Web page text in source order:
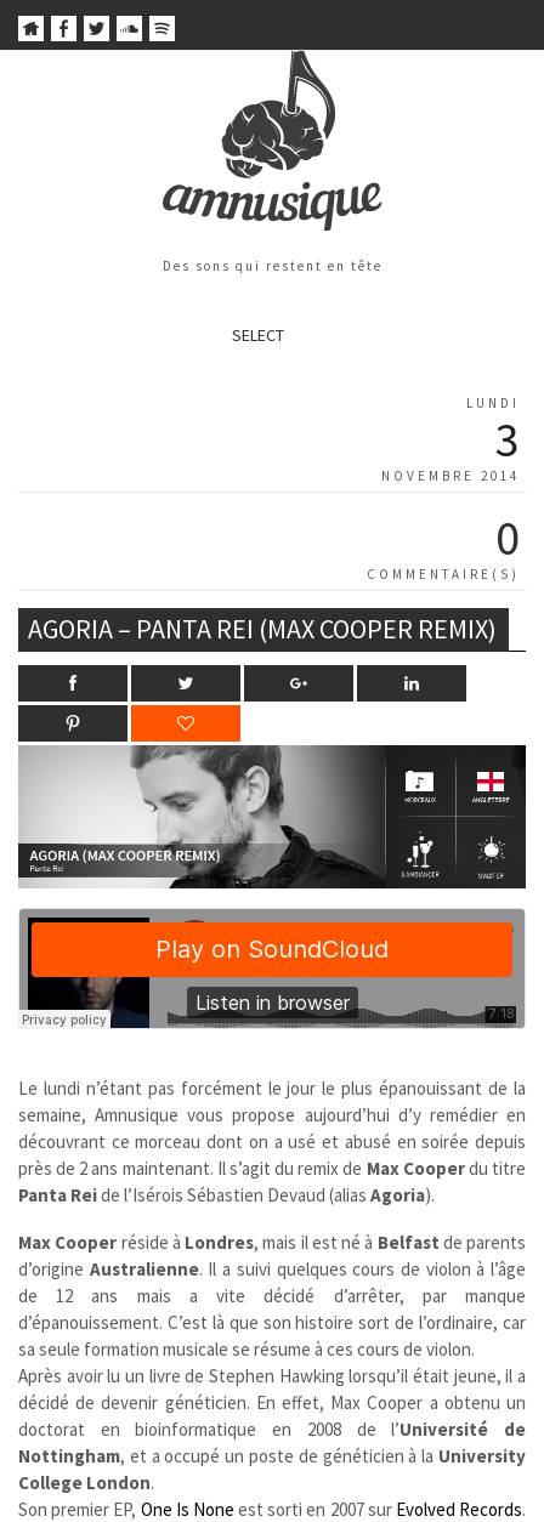
Des sons qui restent en tête
SELECT
LUNDI
3
NOVEMBRE 2014
0
COMMENTAIRE(S)
AGORIA – PANTA REI (MAX COOPER REMIX)
Le lundi n’étant pas forcément le jour le plus épanouissant de la
semaine, Amnusique vous propose aujourd’hui d’y remédier en
découvrant ce morceau dont on a usé et abusé en soirée depuis
près de 2 ans maintenant. Il s’agit du remix de Max Cooperdu titre
Panta Reide l’Isérois Sébastien Devaud (alias Agoria).
Max Cooper réside à Londres, mais il est né à Belfast de parents
d’origine Australienne. Il a suivi quelques cours de violon à l’âge
de 12 ans mais a vite décidé d’arrêter, par manque
d’épanouissement. C’est là que son histoire sort de l’ordinaire, car
sa seule formation musicale se résume à ces cours de violon.
Après avoir lu un livre de Stephen Hawking lorsqu’il était jeune, il a
décidé de devenir généticien. En effet, Max Cooper a obtenu un
doctorat en bioinformatique en 2008 de l’Université de
Nottingham, et a occupé un poste de généticien à la University
College London.
Son premier EP, One Is None est sorti en 2007 sur Evolved Records.